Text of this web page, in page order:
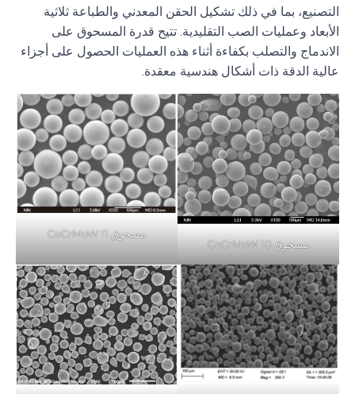
التصنيع، بما في ذلك تشكيل الحقن المعدني والطباعة ثلاثية
الأبعاد وعمليات الصب التقليدية. تتيح قدرة المسحوق على
الاندماج والتصلب بكفاءة أثناء هذه العمليات الحصول على أجزاء
عالية الدقة ذات أشكال هندسية معقدة.
مسحوق CoCrMoW 10
مسحوق CoCrMoW 11